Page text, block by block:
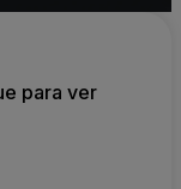
para ver